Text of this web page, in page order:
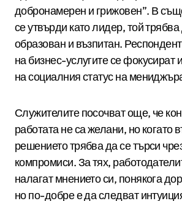
добронамерен и грижовен”. В
се утвърди като лидер, той
образован и възпитан.
на бизнес-услугите се фокусират
на социалния статус на
Служителите посочват още, че
работата не са желани, но когато
решението трябва да се търси
компромиси. За тях,
налагат мнението си, понякога
но по-добре е да следват